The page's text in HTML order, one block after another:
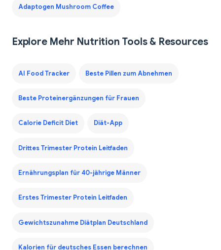
Adaptogen Mushroom Coffee
Explore Mehr Nutrition Tools & Resources
AI Food Tracker Beste Pillen zum Abnehmen
Beste Proteinergänzungen für Frauen
Calorie Deficit Diet Diät-App
Drittes Trimester Protein Leitfaden
Ernährungsplan für 40-jährige Männer
Erstes Trimester Protein Leitfaden
Gewichtszunahme Diätplan Deutschland
Kalorien für deutsches Essen berechnen